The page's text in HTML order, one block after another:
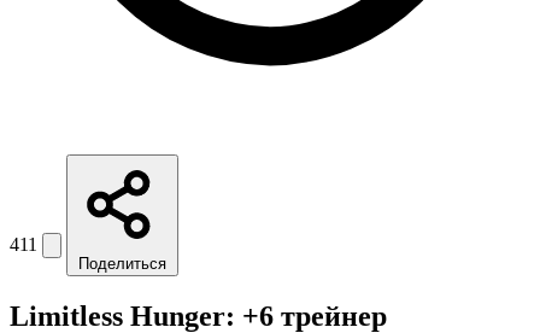
411
Поделиться
Limitless Hunger: +6 трейнер